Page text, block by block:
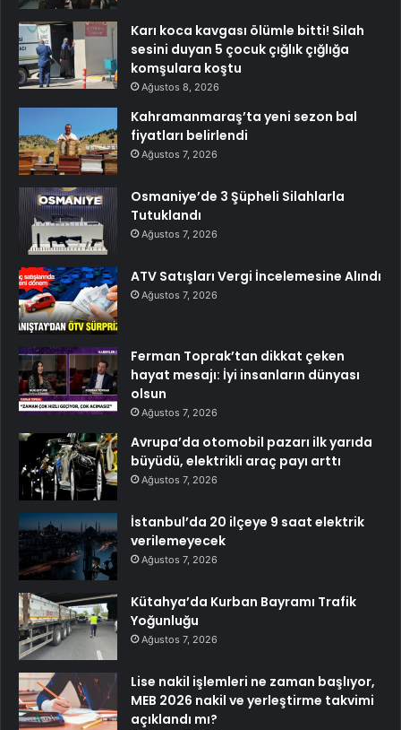
Karı koca kavgası ölümle bitti! Silah
sesini duyan 5 çocuk çığlık çığlığa
komşulara koştu
Ağustos 8, 2026
Kahramanmaraş’ta yeni sezon bal
fiyatları belirlendi
Ağustos 7, 2026
Osmaniye’de 3 Şüpheli Silahlarla
Tutuklandı
Ağustos 7, 2026
ATV Satışları Vergi İncelemesine Alındı
Ağustos 7, 2026
Ferman Toprak’tan dikkat çeken
hayat mesajı: İyi insanların dünyası
olsun
Ağustos 7, 2026
Avrupa’da otomobil pazarı ilk yarıda
büyüdü, elektrikli araç payı arttı
Ağustos 7, 2026
İstanbul’da 20 ilçeye 9 saat elektrik
verilemeyecek
Ağustos 7, 2026
Kütahya’da Kurban Bayramı Trafik
Yoğunluğu
Ağustos 7, 2026
Lise nakil işlemleri ne zaman başlıyor,
MEB 2026 nakil ve yerleştirme takvimi
açıklandı mı?